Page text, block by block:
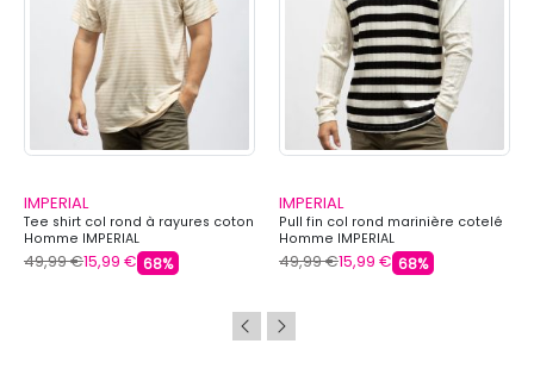
IMPERIAL
Tee shirt col rond à rayures coton
Homme IMPERIAL
49,99 €15,99 € 68%
IMPERIAL
Pull fin col rond marinière cotelé
Homme IMPERIAL
49,99 €15,99 € 68%